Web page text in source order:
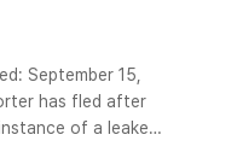
September 15,
has fled after
of a leaked